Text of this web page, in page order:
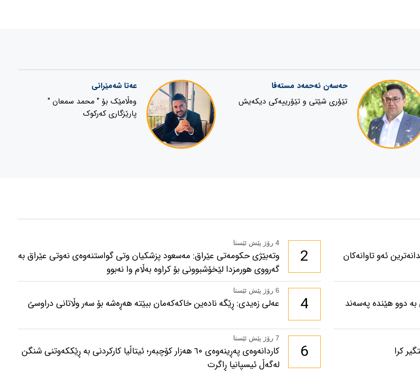
حەسەن ئەحمەد مستەفا
تێۆری شێتی و تێۆرییەکی دیکەیش
عەتا شەمێرانی
وەڵامێک بۆ " محمد سمعان "
پارێزگاری کەرکوک
ئەو تاوانەکان 2
4 رۆژ پێش ئێستا
وتەبێژی حکومەتی عێراق: مەسعود پزشكیان وتی گواستنەوەی نەوتی عێراق بە
گەرووی هورمزدا لێخۆشبوونی بۆ كراوە بەڵام وا نەبوو
دوو هێندە پەسەند
4
6 رۆژ پێش ئێستا
عەلی زەیدی: ڕێگە نادەین خاکەکەمان ببێتە هەڕەشە بۆ سەر وڵاتانی دراوسێ
کرا 6
7 رۆژ پێش ئێستا
کاردانەوەی پەڕینەوەی ٦٠ هەزار کۆچبەر؛ ئیتاڵیا کارکردنی بە ڕێککەوتنی شنگن
لەگەڵ ئیسپانیا ڕاگرت